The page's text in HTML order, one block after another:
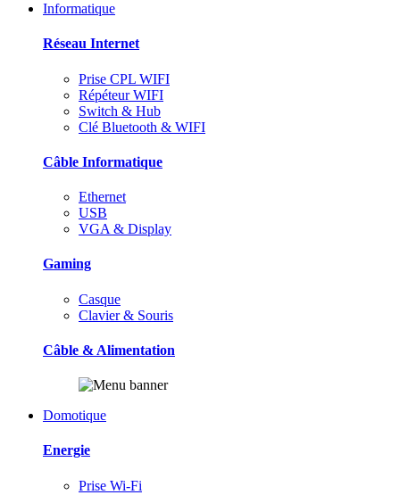
Informatique
Réseau Internet
Prise CPL WIFI
Répéteur WIFI
Switch & Hub
Clé Bluetooth & WIFI
Câble Informatique
Ethernet
USB
VGA & Display
Gaming
Casque
Clavier & Souris
Câble & Alimentation
Domotique
Energie
Prise Wi-Fi